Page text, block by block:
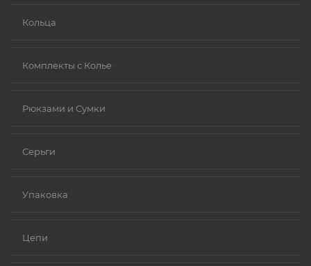
Кольца
Комплекты с Колье
Рюкзами и Сумки
Серьги
Упаковка
Цепи